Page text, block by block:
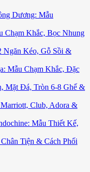
Dương: Mẫu
Chạm Khắc, Bọc Nhung
Ngăn Kéo, Gỗ Sồi &
Mẫu Chạm Khắc, Đặc
Mặt Đá, Tròn 6-8 Ghế &
Club, Adora &
Mẫu Thiết Kế,
Tiện & Cách Phối